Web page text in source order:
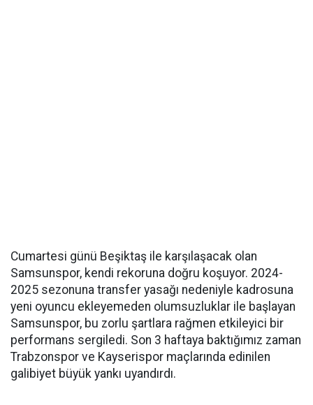
Cumartesi günü Beşiktaş ile karşılaşacak olan
Samsunspor, kendi rekoruna doğru koşuyor. 2024-
2025 sezonuna transfer yasağı nedeniyle kadrosuna
yeni oyuncu ekleyemeden olumsuzluklar ile başlayan
Samsunspor, bu zorlu şartlara rağmen etkileyici bir
performans sergiledi. Son 3 haftaya baktığımız zaman
Trabzonspor ve Kayserispor maçlarında edinilen
galibiyet büyük yankı uyandırdı.